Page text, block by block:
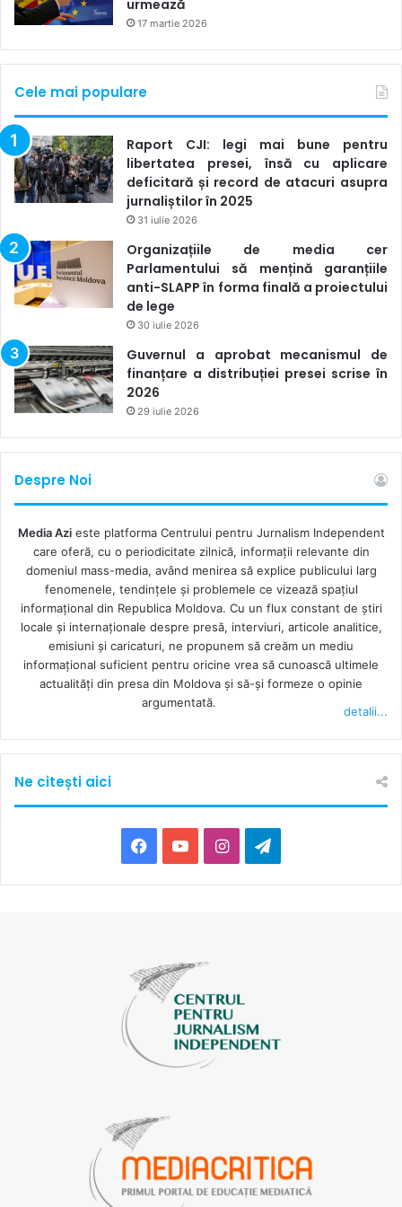
Platforma este gratuită, iar cu circa 110 lei pe lună se oferă
acces inclusiv acces la date despre audiență.
MUCK RACK
PlatformaMuck Rackcompilează mai multe surse pentru a
fi disponibile într-un singur loc. Portofoliul poate fi
personalizat, adăugând biografia autorului și evidențiind
dumnevoastră. Platforma este gratuită.
SQUARESPACE
Prin intermediulSquarespace, jurnaliștii pot crea propriul
site web, adăugând variate opțiuni necesare. Deși nu este
destinat în mod special jurnaliștilor, Squarespace poate fi
de ajutor în a utiliza designuri și infografice. Taxa lunară
pentru utilizarea platformei este de circa 250 de lei.
este o altă platformă gratuită, concepută special
pentru scriitori și jurnaliști independenți. Aici pot fi
încărcate portofoliile și ea tot poate fi utilizată ca spațiu de
conexiune cu alți jurnaliști și freelanceri. Pe Contently
de tarife cu ajutorul căruia creatorul de conținut poate să
se asigure că i se achită sume corecte pentru activitatea
lui jurnalistică.
urmează
17 martie 2026
Cele mai populare
Raport CJI: legi mai bune pentru
libertatea presei, însă cu aplicare
deficitară și record de atacuri asupra
jurnaliștilor în 2025
31 iulie 2026
Organizațiile de media cer
Parlamentului să mențină garanțiile
anti-SLAPP în forma finală a proiectului
de lege
30 iulie 2026
Guvernul a aprobat mecanismul de
finanțare a distribuției presei scrise în
2026
29 iulie 2026
Despre Noi
Media Azieste platforma Centrului pentru Jurnalism Independent
care oferă, cu o periodicitate zilnică, informații relevante din
domeniul mass-media, având menirea să explice publicului larg
fenomenele, tendințele și problemele ce vizează spațiul
informațional din Republica Moldova. Cu un flux constant de ştiri
locale şi internaţionale despre presă, interviuri, articole analitice,
emisiuni și caricaturi, ne propunem să creăm un mediu
informaţional suficient pentru oricine vrea să cunoască ultimele
actualităţi din presa din Moldova şi să-şi formeze o opinie
argumentată.
detalii...
Ne citești aici
Facebook
YouTubeInstagramTelegram